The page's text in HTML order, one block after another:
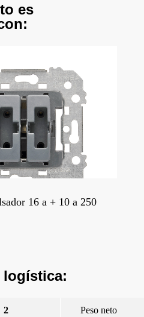
es
16 a + 10 a 250
logística:
2 Peso neto